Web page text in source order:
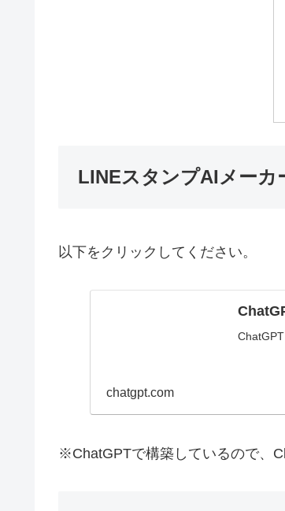
LINEスタンプAIメーカ
以下をクリックしてください。
chatgpt.com
※ChatGPTで構築しているので、